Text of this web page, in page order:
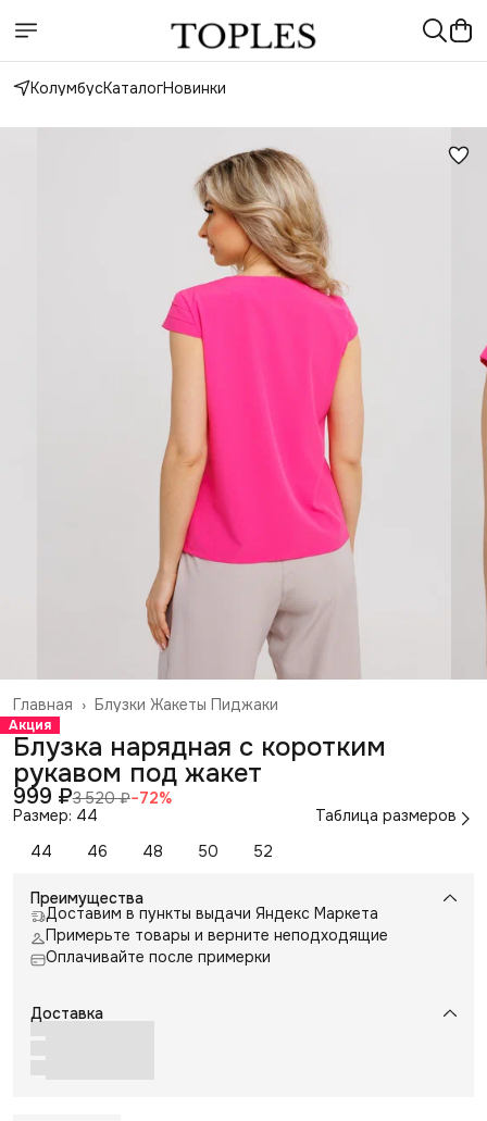
КолумбусКаталогНовинки
Блузки Жакеты Пиджаки
Главная ›
Акция
Блузка нарядная с коротким
рукавом под жакет
999 ₽3 520 ₽−72%
Размер: 44
Таблица размеров
44
46 48 50 52
Преимущества
Доставим в пункты выдачи Яндекс Маркета
Примерьте товары и верните неподходящие
Оплачивайте после примерки
Доставка